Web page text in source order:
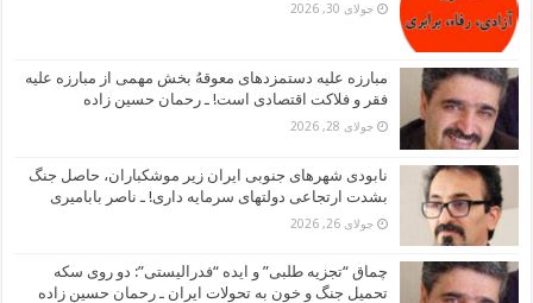
جولای 30, 2026
مبارزه علیه دستمزدهای معوقهُ بخش مهمی از مبارزه علیه
فقر و فلاکت اقتصادی است! ـ رحمان حسین زاده
جولای 28, 2026
نابودی شهرهای جنوبی ایران زیر موشکباران، حاصل جنگ
بشدت ارتجاعی دولتهای سرمایه داری! ـ ناصر بابامیری
جولای 26, 2026
چماق “تجزیه طلبی” و ایده “فدرالیستی”: دو روی سکه
تحمیل جنگ و خون به تحولات ایران ـ رحمان حسین زاده